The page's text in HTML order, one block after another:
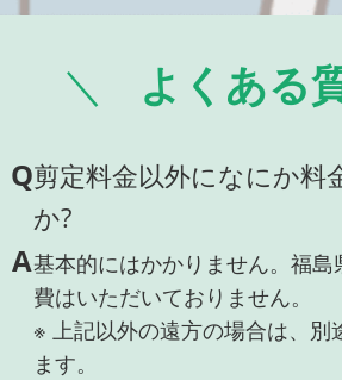
よくある
Q剪定料金以外になにか料
か?
A基本的にはかかりません。福島
費はいただいておりません。
※ 上記以外の遠方の場合は、別
ます。